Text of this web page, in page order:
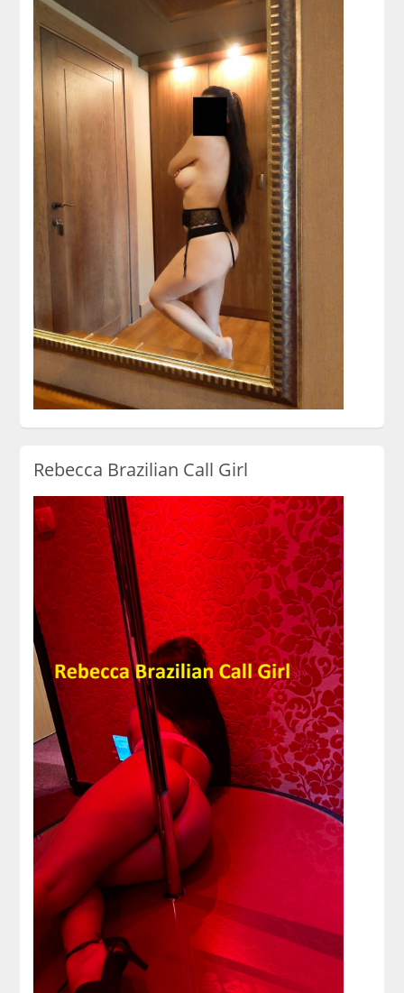
Rebecca Brazilian Call Girl